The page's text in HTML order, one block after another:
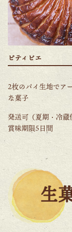
ピティビエ
2枚のパイ生地でア
な菓子
発送可（夏期・冷蔵
賞味期限5日間
生